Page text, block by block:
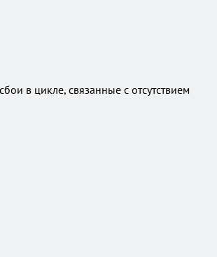
в цикле, связанные с отсутствием